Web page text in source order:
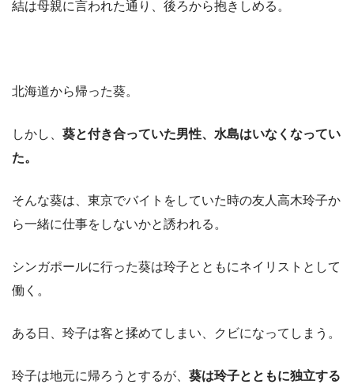
結は母親に言われた通り、後ろから抱きしめる。
北海道から帰った葵。
しかし、 葵と付き合っていた男性、水島はいなくなってい
た。
そんな葵は、東京でバイトをしていた時の友人高木玲子か
ら一緒に仕事をしないかと誘われる。
シンガポールに行った葵は玲子とともにネイリストとして
働く。
ある日、玲子は客と揉めてしまい、クビになってしまう。
玲子は地元に帰ろうとするが、 葵は玲子とともに独立する